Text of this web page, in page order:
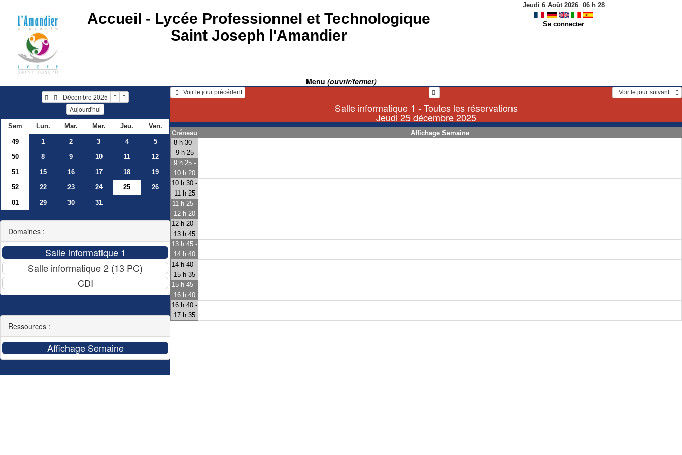
Accueil - Lycée Professionnel et Technologique
Saint Joseph l'Amandier
Jeudi 6 Août 2026 06h 28
Se connecter
Menu (ouvrir/fermer)
Décembre 2025
Aujourd'hui
Sem Lun. Mar. Mer. Jeu.
Ven.
49
1 2 3 4
5
50
8 9 10 11
12
51
15 16 17 18
19
52
22 23 24 25
26
01
29 30 31
Domaines :
Ressources :
   Voir le jour précédent
  Voir le jour suivant
Salle informatique 1 - Toutes les réservations
Jeudi 25 décembre 2025
Créneau
Affichage Semaine
8 h 30 -
9 h 25
9 h 25 -
10 h 20
10 h 30 -
11 h 25
11 h 25 -
12 h 20
12 h 20 -
13 h 45
13 h 45 -
14 h 40
14 h 40 -
15 h 35
15 h 45 -
16 h 40
16 h 40 -
17 h 35